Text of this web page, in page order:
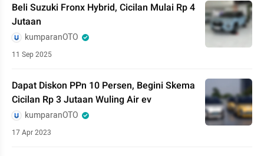
Beli Suzuki Fronx Hybrid, Cicilan Mulai Rp 4
Jutaan
kumparanOTO
11 Sep 2025
Dapat Diskon PPn 10 Persen, Begini Skema
Cicilan Rp 3 Jutaan Wuling Air ev
kumparanOTO
17 Apr 2023